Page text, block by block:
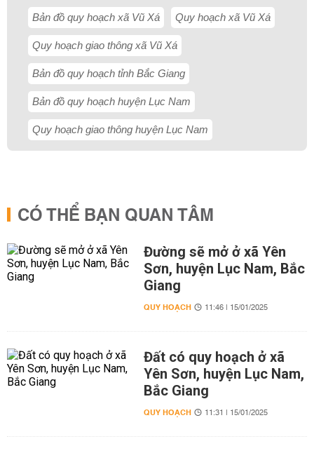
Bản đồ quy hoạch xã Vũ Xá Quy hoạch xã Vũ Xá
Quy hoạch giao thông xã Vũ Xá
Bản đồ quy hoạch tỉnh Bắc Giang
Bản đồ quy hoạch huyện Lục Nam
Quy hoạch giao thông huyện Lục Nam
CÓ THỂ BẠN QUAN TÂM
Đường sẽ mở ở xã Yên
Sơn, huyện Lục Nam, Bắc
Giang
QUY HOẠCH 11:46 | 15/01/2025
Đất có quy hoạch ở xã
Yên Sơn, huyện Lục Nam,
Bắc Giang
QUY HOẠCH 11:31 | 15/01/2025